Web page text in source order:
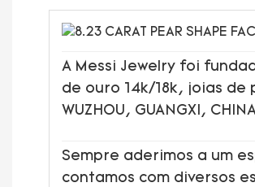
A Messi Jewelry foi
de ouro 14k/18k, joias
WUZHOU, GUANGXI,
Sempre aderimos a um
contamos com diversos